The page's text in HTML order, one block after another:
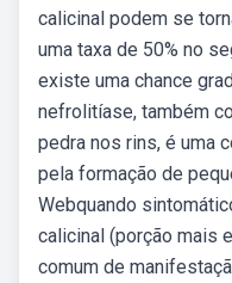
calicinal podem se
uma taxa de 50% no
existe uma chance
nefrolitíase, também
pedra nos rins, é uma
pela formação de
Webquando
calicinal (porção mais
comum de